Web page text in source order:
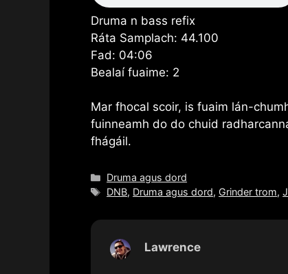
Druma n bass refix
Ráta Samplach: 44.100
Fad: 04:06
Bealaí fuaime: 2
Mar fhocal scoir, is fuaim lán-
fuinneamh do do chuid
fhágáil.
Catagóirí
Druma agus dord
Clibeanna
DNB, Druma agus dord, Grinder trom,
Lawrence